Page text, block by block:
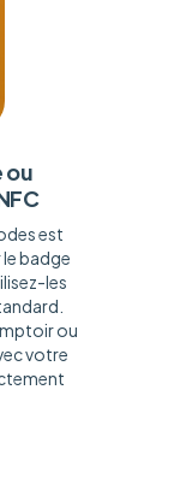
ou
est
badge
les
ou
votre